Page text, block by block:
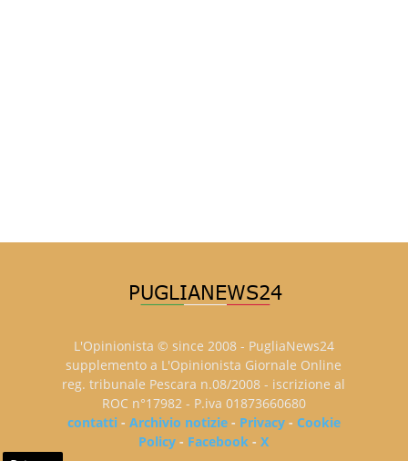
L'Opinionista © since 2008 - PugliaNews24
supplemento a L'Opinionista Giornale Online
reg. tribunale Pescara n.08/2008 - iscrizione al
ROC n°17982 - P.iva 01873660680
contatti- Archivio notizie- Privacy- Cookie
Policy - Facebook -X